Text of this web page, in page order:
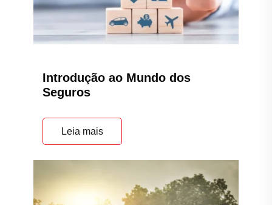
Introdução ao Mundo dos
Seguros
Leia mais